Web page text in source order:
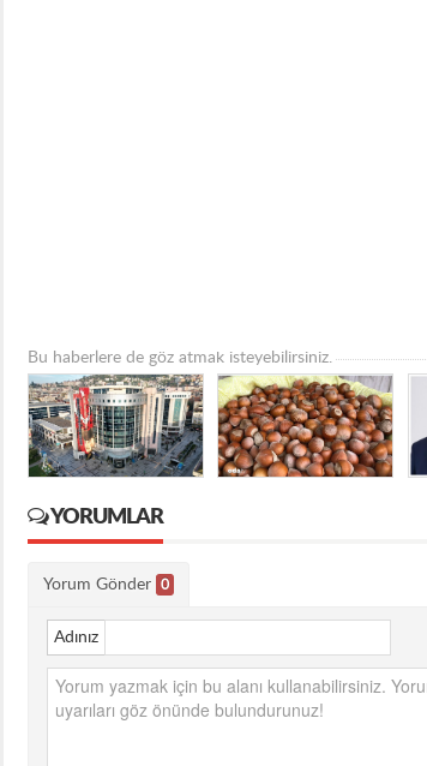
Bu haberlere de göz atmak isteyebilirsiniz.
YORUMLAR
Yorum Gönder 0
Adınız